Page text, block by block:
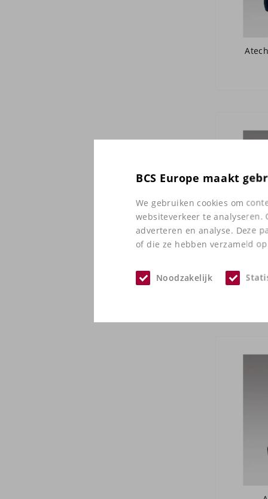
BCS Europe maakt
We gebruiken cookies om
websiteverkeer te
adverteren en analyse. Deze
of die ze hebben verzameld
Noodzakelijk